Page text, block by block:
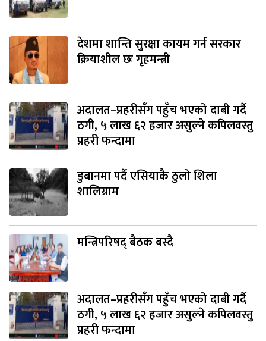
देशमा शान्ति सुरक्षा कायम गर्न सरकार
क्रियाशील छः गृहमन्त्री
अदालत–प्रहरीसँग पहुँच भएको दाबी गर्दै
ठगी, ५ लाख ६२ हजार असुल्ने कपिलवस्तु
प्रहरी फन्दामा
डुबानमा पर्दै एसियाकै ठुलो शिला
शालिग्राम
मन्त्रिपरिषद् बैठक बस्दै
अदालत–प्रहरीसँग पहुँच भएको दाबी गर्दै
ठगी, ५ लाख ६२ हजार असुल्ने कपिलवस्तु
प्रहरी फन्दामा